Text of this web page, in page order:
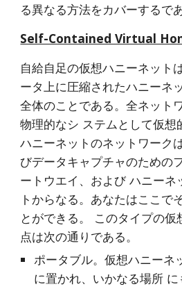
る異なる方法をカバーするで
Self-Contained Virtual
自給自足の仮想ハニーネット
ータ上に圧縮されたハニーネ
全体のことである。全ネット
物理的なシ ステムとして仮想
ハニーネットのネットワーク
びデータキャプチャのための
ートウエイ、および ハニーネ
トからなる。あなたはここで
とができる。 このタイプの
点は次の通りである。
ポータブル。仮想ハニーネ
に置かれ、いかなる場所